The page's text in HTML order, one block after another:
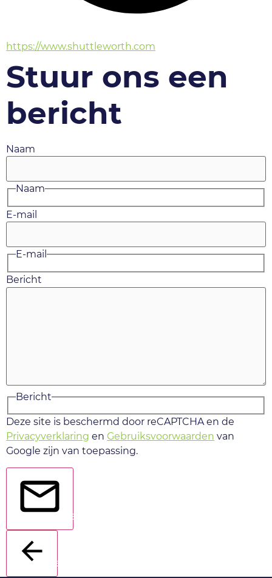
https://www.shuttleworth.com
Stuur ons een
bericht
Naam
Naam
E-mail
E-mail
Bericht
Bericht
Deze site is beschermd door reCAPTCHA en de
Privacyverklaring en Gebruiksvoorwaarden van
Google zijn van toepassing.
Verstuur
Terug